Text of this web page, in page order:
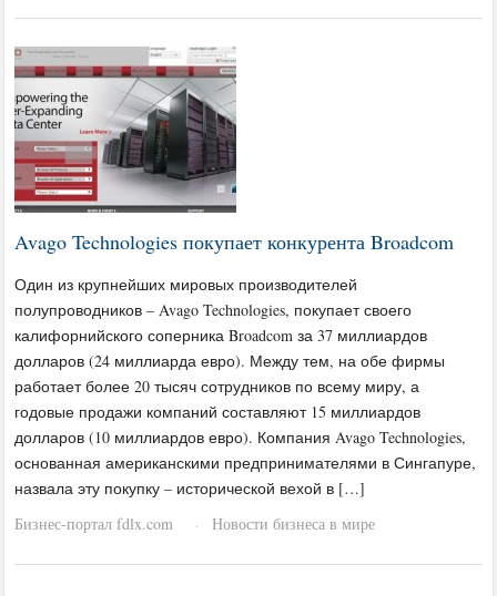
Avago Technologies покупает конкурента Broadcom
Один из крупнейших мировых производителей
полупроводников – Avago Technologies, покупает своего
калифорнийского соперника Broadcom за 37 миллиардов
долларов (24 миллиарда евро). Между тем, на обе фирмы
работает более 20 тысяч сотрудников по всему миру, а
годовые продажи компаний составляют 15 миллиардов
долларов (10 миллиардов евро). Компания Avago Technologies,
основанная американскими предпринимателями в Сингапуре,
назвала эту покупку – исторической вехой в […]
Бизнес-портал fdlx.com
· Новости бизнеса в мире